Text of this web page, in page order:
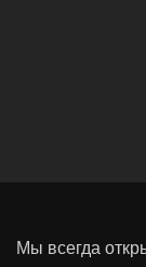
Мы всегда